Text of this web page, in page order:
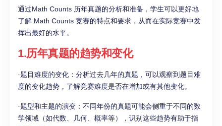
通过Math Counts 历年真题的分析和准备，学生可以更好地
了解 Math Counts 竞赛的特点和要求，从而在实际竞赛中发
挥出最好的水平。
1.历年真题的趋势和变化
·题目难度的变化：分析过去几年的真题，可以观察到题目难
度的变化趋势，了解竞赛难度是否在增加或有其他变化。
·题型和主题的演变：不同年份的真题可能会侧重于不同的数
学领域（如代数、几何、概率等），识别这些趋势有助于指